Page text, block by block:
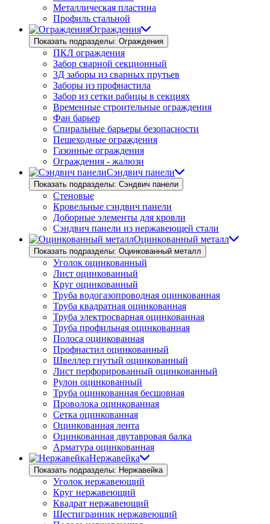
Металлическая пластина
Профиль стальной
Ограждения
Показать подразделы: Ограждения
ПКЛ ограждения
Забор сварной секционный
3Д заборы из сварных прутьев
Заборы из профнастила
Забор из сетки рабицы в секциях
Временные строительные ограждения
Фан барьер
Спиральные барьеры безопасности
Пешеходные ограждения
Газонные ограждения
Ограждения - жалюзи
Сэндвич панели
Показать подразделы: Сэндвич панели
Стеновые
Кровельные сэндвич панели
Доборные элементы для кровли
Сэндвич панели из нержавеющей стали
Оцинкованный металл
Показать подразделы: Оцинкованный металл
Уголок оцинкованный
Лист оцинкованный
Круг оцинкованный
Труба водогазопроводная оцинкованная
Труба квадратная оцинкованная
Труба электросварная оцинкованная
Труба профильная оцинкованная
Полоса оцинкованная
Профнастил оцинкованный
Швеллер гнутый оцинкованный
Лист перфорированный оцинкованный
Рулон оцинкованный
Труба оцинкованная бесшовная
Проволока оцинкованная
Сетка оцинкованная
Оцинкованная лента
Оцинкованная двутавровая балка
Арматура оцинкованная
Нержавейка
Показать подразделы: Нержавейка
Уголок нержавеющий
Круг нержавеющий
Квадрат нержавеющий
Шестигранник нержавеющий